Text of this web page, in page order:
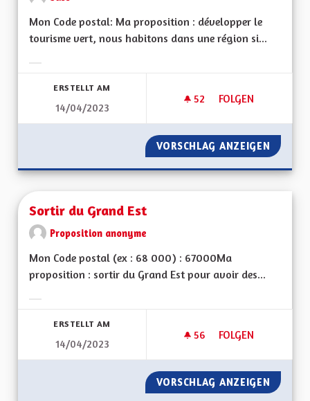
Mon Code postal: Ma proposition : développer le
tourisme vert, nous habitons dans une région si...
ERSTELLT AM
14/04/2023
52 52 FOLLOWER
FOLGEN
DÉVELOPPER LE
VORSCHLAG ANZEIGEN
Sortir du Grand Est
Proposition anonyme
Mon Code postal (ex : 68 000) : 67000Ma
proposition : sortir du Grand Est pour avoir des...
ERSTELLT AM
14/04/2023
56 56 FOLLOWER
FOLGEN
SORTIR DU GRAND
VORSCHLAG ANZEIGEN